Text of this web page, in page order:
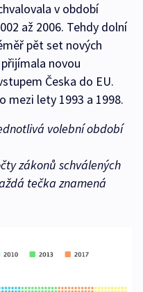
v období
až 2006. Tehdy dolní
pět set nových
novou
Česka do EU.
mezi lety 1993 a 1998.
volební období
zákonů schválených
tečka znamená